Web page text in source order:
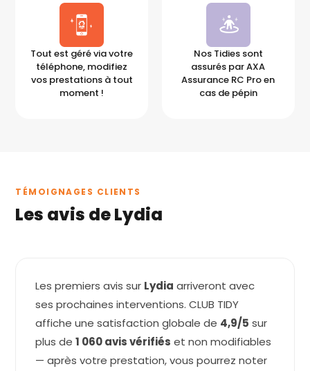
Tout est géré via votre
téléphone, modifiez
vos prestations à tout
moment !
Nos Tidies sont
assurés par AXA
Assurance RC Pro en
cas de pépin
TÉMOIGNAGES CLIENTS
Les avis de Lydia
Les premiers avis sur Lydia arriveront avec
ses prochaines interventions. CLUB TIDY
affiche une satisfaction globale de 4,9/5 sur
plus de1 060 avis vérifiés et non modifiables
— après votre prestation, vous pourrez noter